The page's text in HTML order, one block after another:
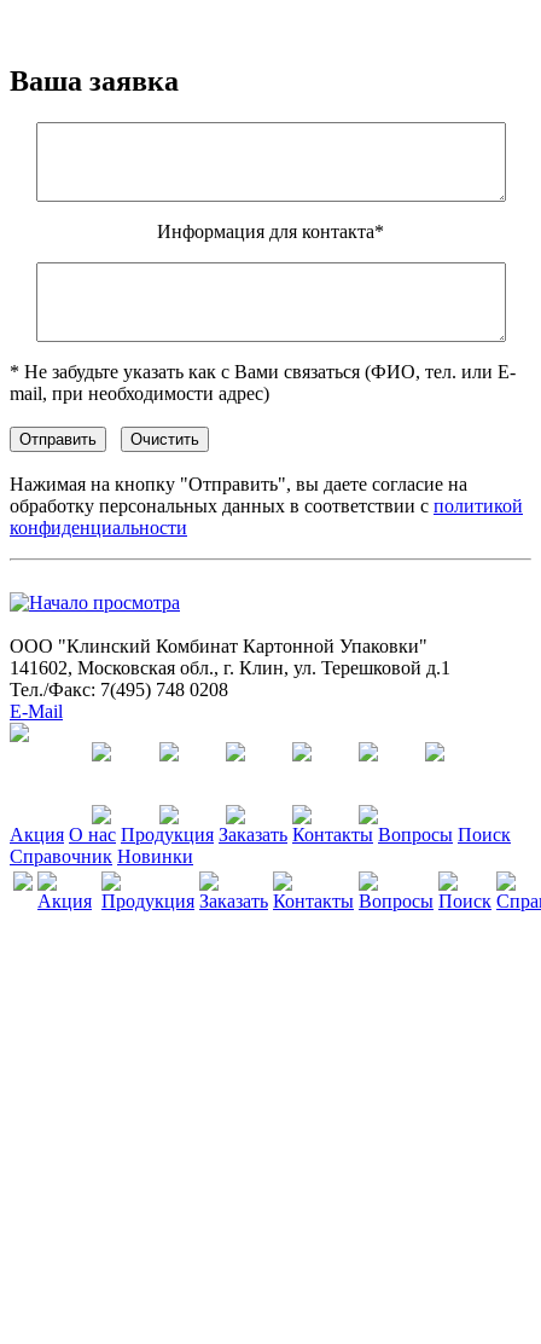
Ваша заявка
Информация для контакта*
* Не забудьте указать как с Вами связаться (ФИО, тел. или E-
mail, при необходимости адрес)
Нажимая на кнопку "Отправить", вы даете согласие на
обработку персональных данных в соответствии с политикой
конфиденциальности
ООО "Клинский Комбинат Картонной Упаковки"
141602, Московская обл., г. Клин, ул. Терешковой д.1
Тел./Факс: 7(495) 748 0208
E-Mail
Акция О нас Продукция Заказать Контакты Вопросы Поиск
Справочник Новинки